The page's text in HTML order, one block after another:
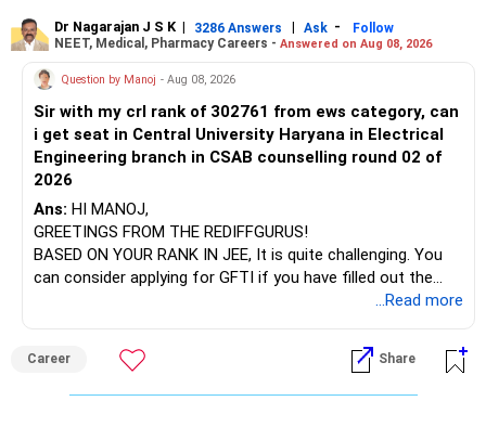
After the second year of your course, consider taking an
AIML course to boost your job employability.
BEST WISHES.
Dr Nagarajan J S K | 3286 Answers | Ask -
Follow
NEET, Medical, Pharmacy Careers - Answered on Aug 08, 2026
Question by Manoj - Aug 08, 2026
Sir with my crl rank of 302761 from ews category, can
i get seat in Central University Haryana in Electrical
Engineering branch in CSAB counselling round 02 of
2026
Ans: HI MANOJ,
GREETINGS FROM THE REDIFFGURUS!
BASED ON YOUR RANK IN JEE, It is quite challenging. You
can consider applying for GFTI if you have filled out the
ALL THE BEST.
...Read more
Career Share